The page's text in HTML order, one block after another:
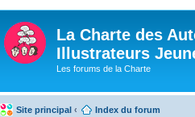
La Charte des
Illustrateurs
Les forums de la Charte
Site principal ‹ Index du forum